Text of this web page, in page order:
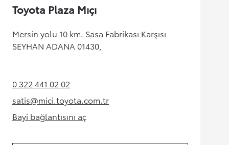
Toyota Plaza Mıçı
Mersin yolu 10 km. Sasa Fabrikası Karşısı
SEYHAN ADANA 01430,
0 322 441 02 02(Opens in new tab)
satis@mici.toyota.com.tr
(Opens in new tab)
Bayi bağlantısını aç
(Opens in new tab)